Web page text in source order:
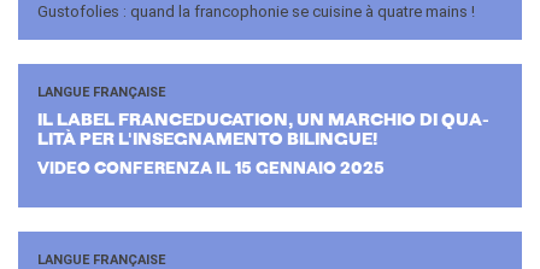
Gustofolies : quand la francophonie se cuisine à quatre mains !
LANGUE FRANÇAISE
IL LABEL FRAN­CE­DU­CA­TION, UN MAR­CHIO DI QUA­
LI­TÀ PER L'IN­SE­GNA­MEN­TO BI­LINGUE!
VIDEO CONFERENZA IL 15 GENNAIO 2025
LANGUE FRANÇAISE